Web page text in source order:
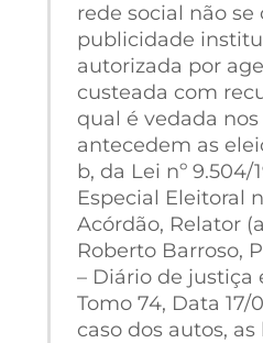
rede social não
publicidade
autorizada por
custeada com
qual é vedada
antecedem as
b, da Lei nº 9.504/
Especial Eleitoral
Acórdão, Relator
Roberto Barroso,
– Diário de justiça
Tomo 74, Data 17/
caso dos autos,